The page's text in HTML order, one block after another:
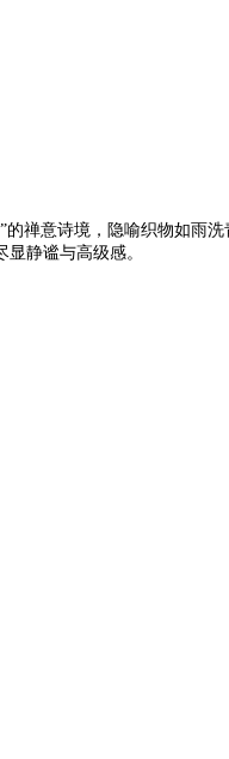
禅意诗境，隐喻织物如
静谧与高级感。